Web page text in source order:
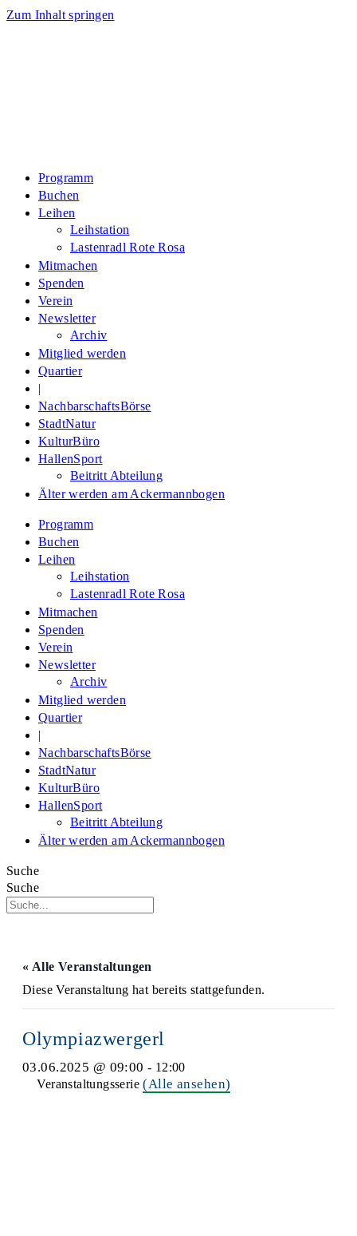
Zum Inhalt springen
Programm
Buchen
Leihen
Leihstation
Lastenradl Rote Rosa
Mitmachen
Spenden
Verein
Newsletter
Archiv
Mitglied werden
Quartier
|
NachbarschaftsBörse
StadtNatur
KulturBüro
HallenSport
Beitritt Abteilung
Älter werden am Ackermannbogen
Programm
Buchen
Leihen
Leihstation
Lastenradl Rote Rosa
Mitmachen
Spenden
Verein
Newsletter
Archiv
Mitglied werden
Quartier
|
NachbarschaftsBörse
StadtNatur
KulturBüro
HallenSport
Beitritt Abteilung
Älter werden am Ackermannbogen
Suche
Suche
« Alle Veranstaltungen
Diese Veranstaltung hat bereits stattgefunden.
Olympiazwergerl
03.06.2025 @ 09:00 - 12:00
Veranstaltungsserie(Alle ansehen)